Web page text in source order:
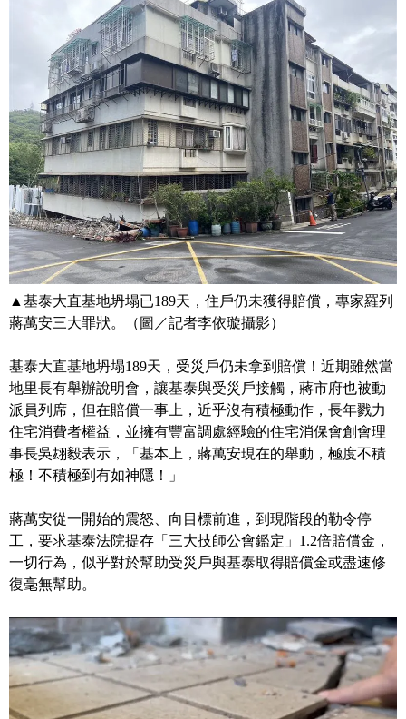
▲基泰大直基地坍塌已189天，住戶仍未獲得賠償，專家羅列
蔣萬安三大罪狀。（圖／記者李依璇攝影）
基泰大直基地坍塌189天，受災戶仍未拿到賠償！近期雖然當
地里長有舉辦說明會，讓基泰與受災戶接觸，蔣市府也被動
派員列席，但在賠償一事上，近乎沒有積極動作，長年戮力
住宅消費者權益，並擁有豐富調處經驗的住宅消保會創會理
事長吳翃毅表示，「基本上，蔣萬安現在的舉動，極度不積
極！不積極到有如神隱！」
蔣萬安從一開始的震怒、向目標前進，到現階段的勒令停
工，要求基泰法院提存「三大技師公會鑑定」1.2倍賠償金，
一切行為，似乎對於幫助受災戶與基泰取得賠償金或盡速修
復毫無幫助。